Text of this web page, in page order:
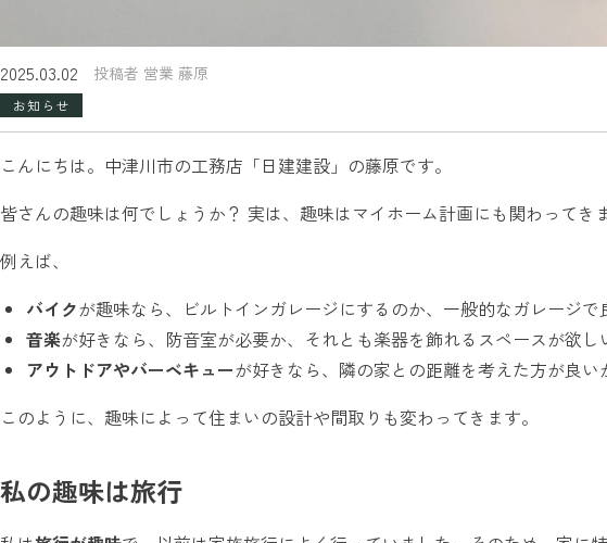
2025.03.02 投稿者 営業 藤原
お知らせ
こんにちは。中津川市の工務店「日建建設」の藤原です。
皆さんの趣味は何でしょうか？ 実は、趣味はマイホーム計画にも関わってき
例えば、
バイクが趣味なら、ビルトインガレージにするのか、一般的なガレージで
音楽が好きなら、防音室が必要か、それとも楽器を飾れるスペースが欲し
アウトドアやバーベキューが好きなら、隣の家との距離を考えた方が良い
このように、趣味によって住まいの設計や間取りも変わってきます。
私の趣味は旅行